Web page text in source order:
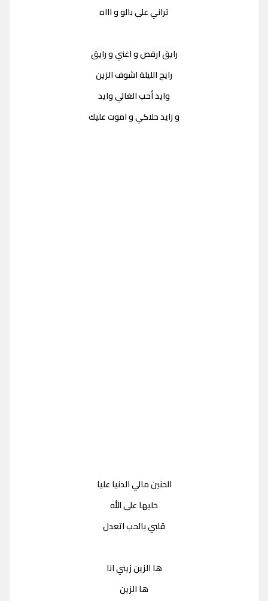
تراني على بالو و اااه
رايق ارقص و اغني و رايق
رايح الليلة اشوف الزين
وايد أحب الغالي وايد
و زايد حلاكي و اموت عليك
الحنين مالي الدنيا عليا
خليها على الله
قلبي بالحب اتعدل
ها الزين زيني انا
ها الزين